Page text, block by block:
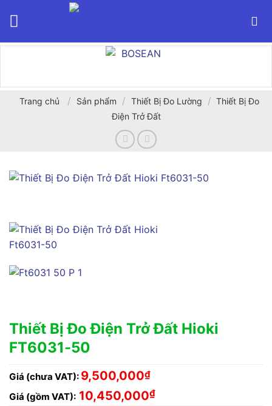
Trang chủ / Sản phẩm / Thiết Bị Đo Lường / Thiết Bị Đo
Điện Trở Đất
Thiết Bị Đo Điện Trở Đất Hioki
FT6031-50
Giá (chưa VAT): 9,500,000₫
Giá (gồm VAT): 10,450,000₫